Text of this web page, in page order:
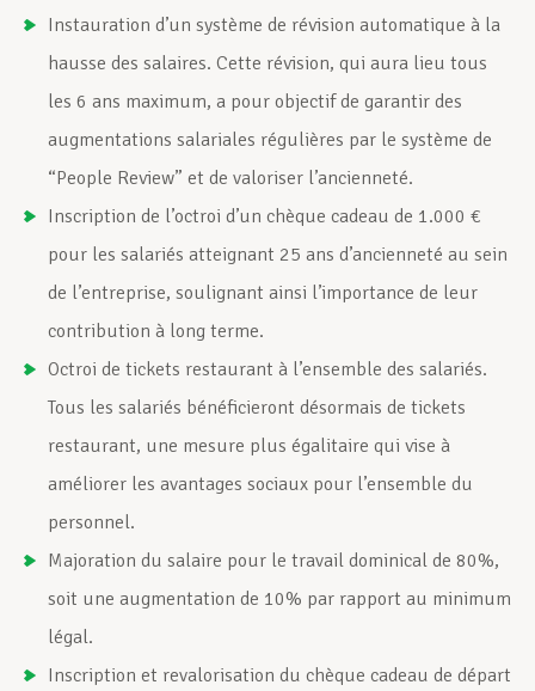
Instauration d’un système de révision automatique à la
hausse des salaires. Cette révision, qui aura lieu tous
les 6 ans maximum, a pour objectif de garantir des
augmentations salariales régulières par le système de
“People Review” et de valoriser l’ancienneté.
Inscription de l’octroi d’un chèque cadeau de 1.000 €
pour les salariés atteignant 25 ans d’ancienneté au sein
de l’entreprise, soulignant ainsi l’importance de leur
contribution à long terme.
Octroi de tickets restaurant à l’ensemble des salariés.
Tous les salariés bénéficieront désormais de tickets
restaurant, une mesure plus égalitaire qui vise à
améliorer les avantages sociaux pour l’ensemble du
personnel.
Majoration du salaire pour le travail dominical de 80%,
soit une augmentation de 10% par rapport au minimum
légal.
Inscription et revalorisation du chèque cadeau de départ